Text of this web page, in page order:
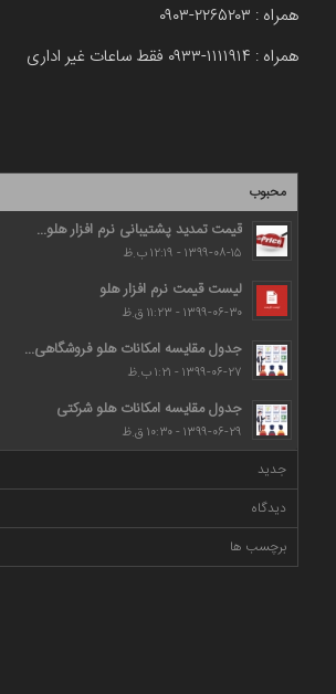
همراه : ۲۲۶۵۲۰۳-۰۹۰۳
همراه : ۱۱۱۱۹۱۴-۰۹۳۳ فقط ساعات غیر اداری
محبوب
قیمت تمدید پشتیبانی نرم افزار هلو...
۱۳۹۹-۰۸-۱۵ - ۱۲:۱۹ ب.ظ
لیست قیمت نرم افزار هلو
۱۳۹۹-۰۶-۳۰ - ۱۱:۲۳ ق.ظ
جدول مقایسه امکانات هلو فروشگاهی...
۱۳۹۹-۰۶-۲۷ - ۱:۲۱ ب.ظ
جدول مقایسه امکانات هلو شرکتی
۱۳۹۹-۰۶-۲۹ - ۱۰:۳۰ ق.ظ
جدید
دیدگاه
برچسب ها